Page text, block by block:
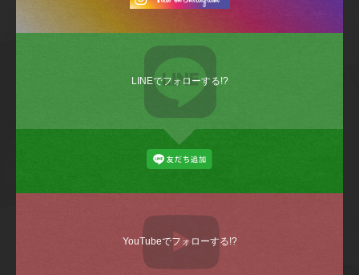
LINEでフォローする!?
YouTubeでフォローする!?